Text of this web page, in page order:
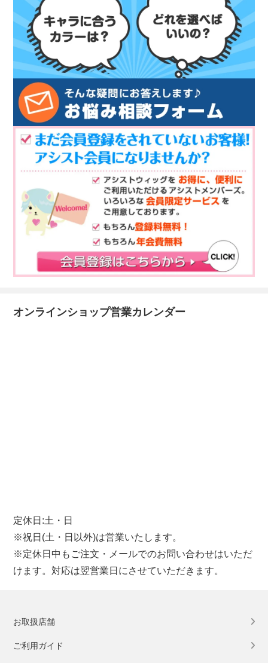
オンラインショップ営業カレンダー
定休日:土・日
※祝日(土・日以外)は営業いたします。
※定休日中もご注文・メールでのお問い合わせはいただ
けます。対応は翌営業日にさせていただきます。
お取扱店舗
ご利用ガイド